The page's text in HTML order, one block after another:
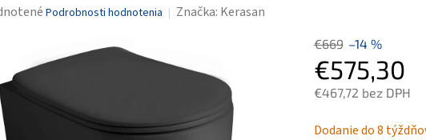
Podrobnosti hodnotenia Značka: Kerasan
€669 –14 %
€575,30
€467,72 bez DPH
cena:
Dodanie do 8